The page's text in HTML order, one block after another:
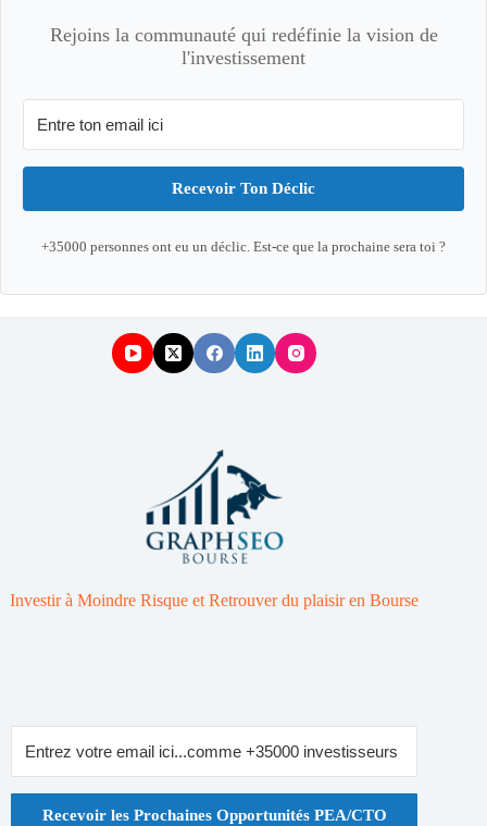
Rejoins la communauté qui redéfinie la vision de
l'investissement
Recevoir Ton Déclic
+35000 personnes ont eu un déclic. Est-ce que la prochaine sera toi ?
Investir à Moindre Risque et Retrouver du plaisir en Bourse
Recevoir les Prochaines Opportunités PEA/CTO